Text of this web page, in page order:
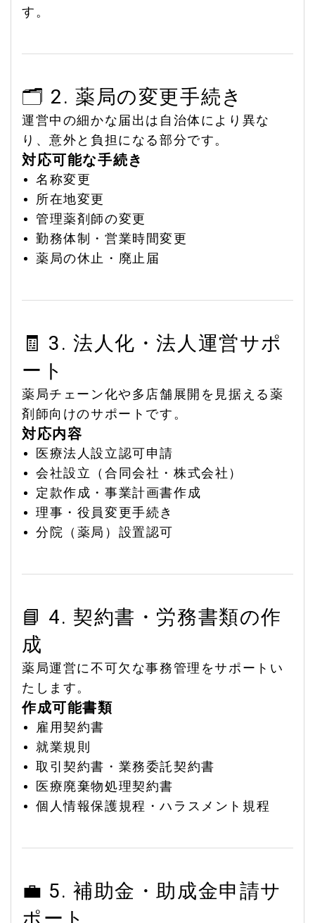
す。
🗂️ 2. 薬局の変更手続き
運営中の細かな届出は自治体により異な
り、意外と負担になる部分です。
対応可能な手続き
名称変更
所在地変更
管理薬剤師の変更
勤務体制・営業時間変更
薬局の休止・廃止届
🧾 3. 法人化・法人運営サポ
ート
薬局チェーン化や多店舗展開を見据える薬
剤師向けのサポートです。
対応内容
医療法人設立認可申請
会社設立（合同会社・株式会社）
定款作成・事業計画書作成
理事・役員変更手続き
分院（薬局）設置認可
📘 4. 契約書・労務書類の作
成
薬局運営に不可欠な事務管理をサポートい
たします。
作成可能書類
雇用契約書
就業規則
取引契約書・業務委託契約書
医療廃棄物処理契約書
個人情報保護規程・ハラスメント規程
💼 5. 補助金・助成金申請サ
ポート